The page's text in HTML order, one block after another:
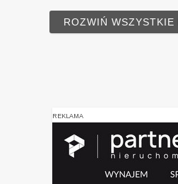
ROZWIŃ WSZYSTKIE
REKLAMA